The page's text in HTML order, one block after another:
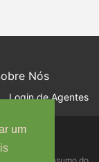
um
Nós
Login de Agentes